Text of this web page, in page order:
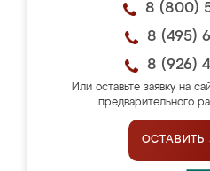
8 (800)
8 (495)
8 (926)
Или оставьте заявку на
предварительного
ОСТАВИТЬ